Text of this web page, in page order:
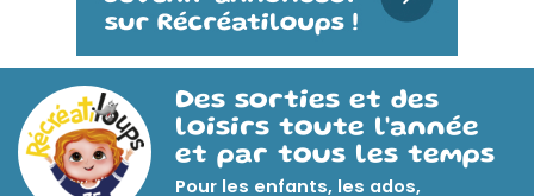
Des sorties et des
loisirs toute l'année
et par tous les temps
Pour les enfants, les ados,